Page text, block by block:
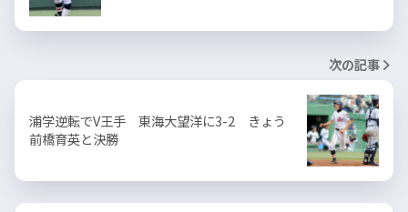
次の記事
浦学逆転でV王手 東海大望洋に3-2 きょう
前橋育英と決勝